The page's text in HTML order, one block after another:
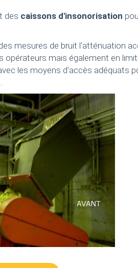
des caissons d'insonorisation
mesures de bruit l'atténuation
opérateurs mais également en
les moyens d'accès adéquats